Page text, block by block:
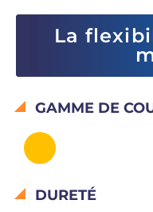
La
GAMME DE
DURETÉ